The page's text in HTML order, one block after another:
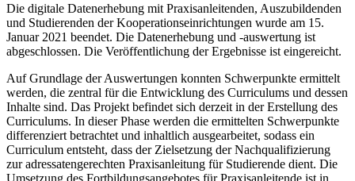
Die digitale Datenerhebung mit Praxisanleitenden, Auszubildenden
und Studierenden der Kooperationseinrichtungen wurde am 15.
Januar 2021 beendet. Die Datenerhebung und -auswertung ist
abgeschlossen. Die Veröffentlichung der Ergebnisse ist eingereicht.
Auf Grundlage der Auswertungen konnten Schwerpunkte ermittelt
werden, die zentral für die Entwicklung des Curriculums und dessen
Inhalte sind. Das Projekt befindet sich derzeit in der Erstellung des
Curriculums. In dieser Phase werden die ermittelten Schwerpunkte
differenziert betrachtet und inhaltlich ausgearbeitet, sodass ein
Curriculum entsteht, dass der Zielsetzung der Nachqualifizierung
zur adressatengerechten Praxisanleitung für Studierende dient. Die
Umsetzung des Fortbildungsangebotes für Praxisanleitende ist in